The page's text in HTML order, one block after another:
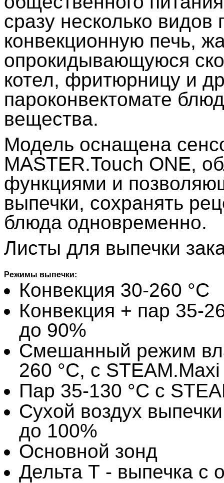
сразу несколько видов
конвекционную печь,
опрокидывающуюся
котел, фритюрницу и
пароконвектомате
вещества.
Модель оснащена
MASTER.Touch ONE,
функциями и
выпечки, сохранять
блюда одновременно.
Листы для выпечки
Режимы выпечки:
Конвекция 30-260 °C
Конвекция + пар 35-
до 90%
Смешанный режим
260 °C, с
Пар 35-130 °C с
Сухой воздух
до 100%
Основной зонд
Дельта Т - выпечка с